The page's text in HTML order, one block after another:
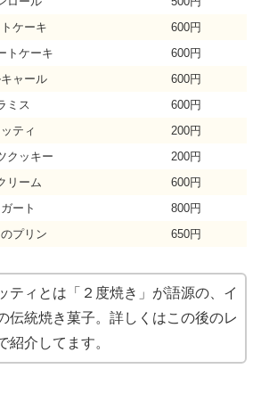
ケーキ
600円
トケーキ
600円
ャール
600円
ミス
600円
ティ
200円
クッキー
200円
リーム
600円
ート
800円
プリン
650円
ティとは「２度焼き」が語源の、イ
伝統焼き菓子。詳しくはこの後のレ
紹介してます。